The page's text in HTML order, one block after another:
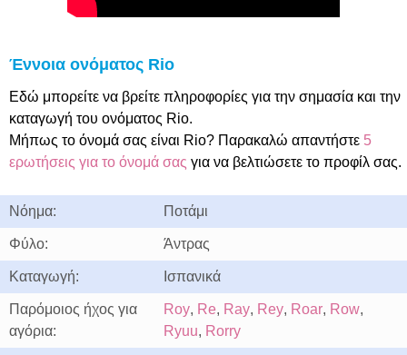
Έννοια ονόματος Rio
Εδώ μπορείτε να βρείτε πληροφορίες για την σημασία και την
καταγωγή του ονόματος Rio.
Μήπως το όνομά σας είναι Rio? Παρακαλώ απαντήστε 5
ερωτήσεις για το όνομά σας για να βελτιώσετε το προφίλ σας.
Νόημα: Ποτάμι
Φύλο: Άντρας
Καταγωγή: Ισπανικά
Παρόμοιος ήχος για
αγόρια:
Roy, Re, Ray, Rey, Roar, Row,
Ryuu, Rorry